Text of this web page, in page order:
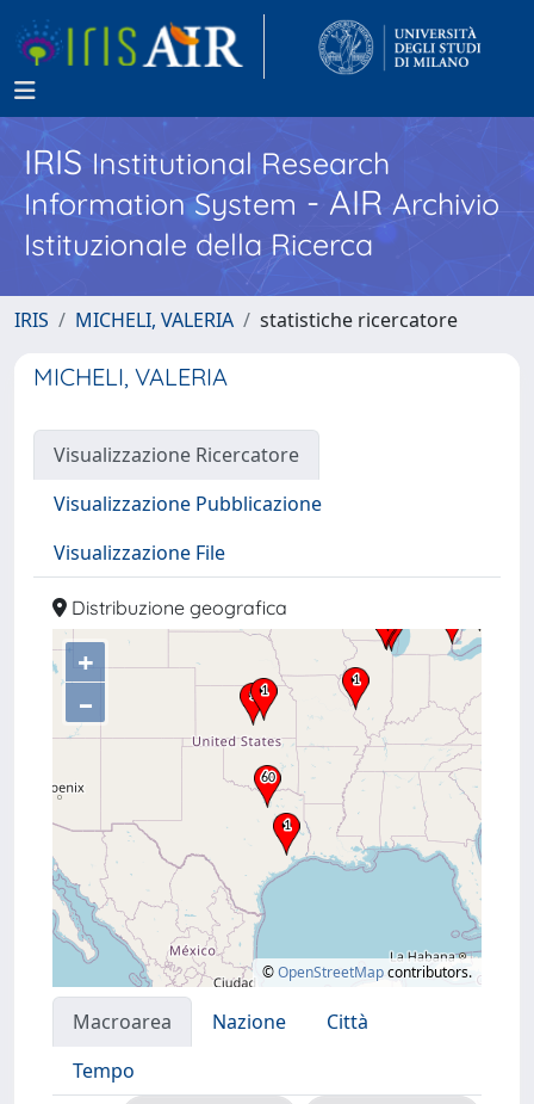
IRISInstitutional Research
Information System - AIR Archivio
Istituzionale della Ricerca
IRIS MICHELI, VALERIA statistiche ricercatore
MICHELI, VALERIA
Visualizzazione Ricercatore
Visualizzazione Pubblicazione
Visualizzazione File
Distribuzione geografica
+
–
©OpenStreetMapcontributors.
Macroarea Nazione
Città
Tempo